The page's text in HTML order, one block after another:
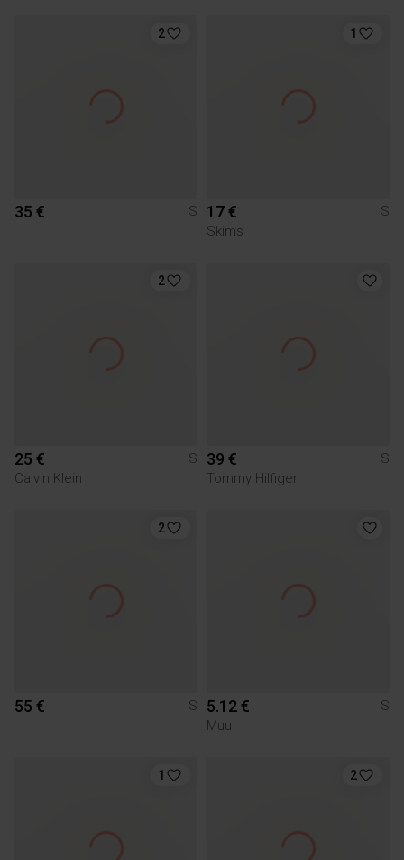
2
35 € S
1
17 €
S
Skims
2
25 €
S
Calvin Klein
39 €
S
Tommy Hilfiger
2
55 € S 5.12 €
S
Muu
1 2